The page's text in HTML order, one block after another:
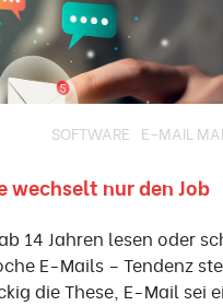
SOFTWARE E-MAIL
nur den Job
14 Jahren lesen oder
E-Mails – Tendenz
die These, E-Mail sei